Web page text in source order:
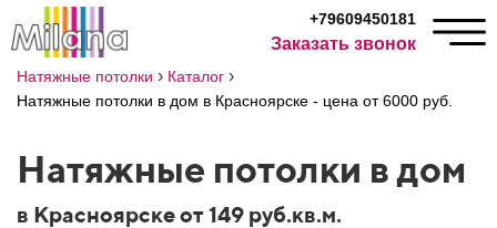
+79609450181
Заказать звонок
Натяжные потолки › Каталог ›
Натяжные потолки в дом в Красноярске - цена от 6000 руб.
Натяжные потолки в дом
в Красноярске от 149 руб.кв.м.